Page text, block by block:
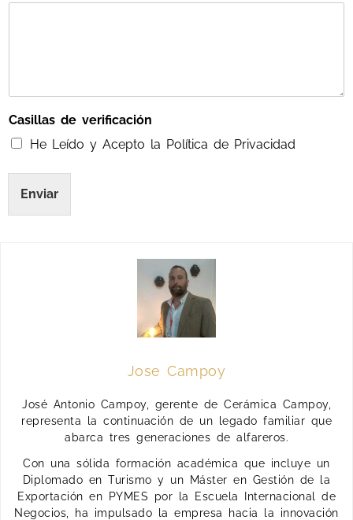
Casillas de verificación
He Leído y Acepto la Política de Privacidad
Enviar
Jose Campoy
José Antonio Campoy, gerente de Cerámica Campoy,
representa la continuación de un legado familiar que
abarca tres generaciones de alfareros.
Con una sólida formación académica que incluye un
Diplomado en Turismo y un Máster en Gestión de la
Exportación en PYMES por la Escuela Internacional de
Negocios, ha impulsado la empresa hacia la innovación